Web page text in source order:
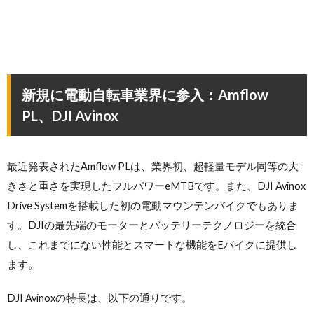
新規に電動自転車業界に参入：Amflow
PL、DJI Avinox
最近発表されたAmflow PLは、業界初、超軽量モデル同等の大
きさと重さを実現したフルパワーeMTBです。また、DJI Avinox
Drive Systemを搭載した初の電動マウンテンバイクでもありま
す。DJIの最先端のモーターとバッテリーテクノロジーを統合
し、これまでにない性能とスマートな機能をEバイクに提供し
ます。
DJI Avinoxの特長は、以下の通りです。